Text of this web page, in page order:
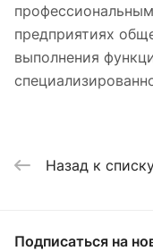
предприятиях
выполнения
Назад к
Подписаться на